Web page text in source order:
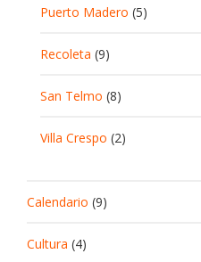
Puerto Madero (5)
Recoleta (9)
San Telmo (8)
Villa Crespo (2)
Calendario (9)
Cultura (4)